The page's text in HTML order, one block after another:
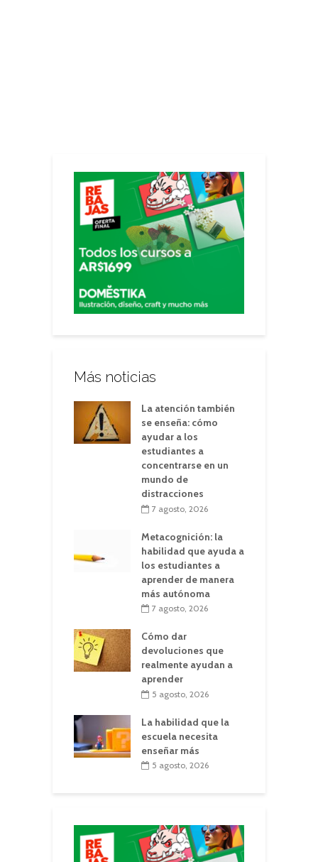
Más noticias
La atención también
se enseña: cómo
ayudar a los
estudiantes a
concentrarse en un
mundo de
distracciones
7 agosto, 2026
Metacognición: la
habilidad que ayuda a
los estudiantes a
aprender de manera
más autónoma
7 agosto, 2026
Cómo dar
devoluciones que
realmente ayudan a
aprender
5 agosto, 2026
La habilidad que la
escuela necesita
enseñar más
5 agosto, 2026